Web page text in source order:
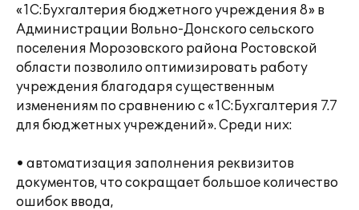
«1С:Бухгалтерия бюджетного учреждения 8» в
Администрации Вольно-Донского сельского
поселения Морозовского района Ростовской
области позволило оптимизировать работу
учреждения благодаря существенным
изменениям по сравнению с «1С:Бухгалтерия 7.7
для бюджетных учреждений». Среди них:
• автоматизация заполнения реквизитов
документов, что сокращает большое количество
ошибок ввода,